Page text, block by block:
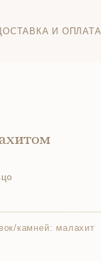
И ОПЛАТА
камней: малахит